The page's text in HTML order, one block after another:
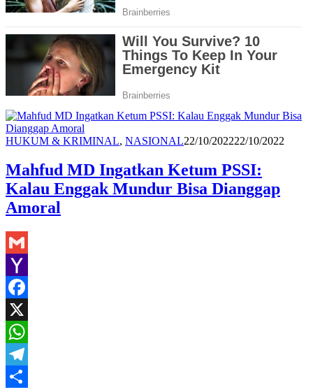
HUKUM & KRIMINAL, NASIONALRedaksi
22/10/202222/10/2022
Mahfud MD Ingatkan Ketum PSSI:
Kalau Enggak Mundur Bisa Dianggap
Amoral
Gmail
Yahoo
Mail
Facebook
X
WhatsApp
Telegram